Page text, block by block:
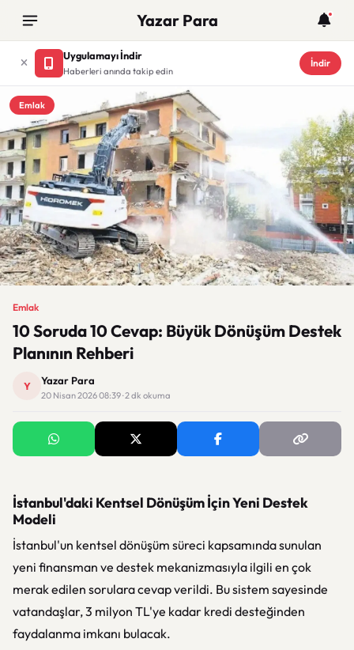
Yazar Para
Uygulamayı İndir
Haberleri anında takip edin
İndir
Emlak
Emlak
10 Soruda 10 Cevap: Büyük Dönüşüm Destek
Planının Rehberi
Y Yazar Para
20 Nisan 2026 08:39 · 2 dk okuma
İstanbul'daki Kentsel Dönüşüm İçin Yeni Destek
Modeli
İstanbul'un kentsel dönüşüm süreci kapsamında sunulan
yeni finansman ve destek mekanizmasıyla ilgili en çok
merak edilen sorulara cevap verildi. Bu sistem sayesinde
vatandaşlar, 3 milyon TL'ye kadar kredi desteğinden
faydalanma imkanı bulacak.